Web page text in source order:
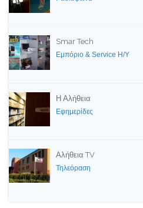
Smar Tech
Εμπόριο & Service H/Y
Η Αλήθεια
Εφημερίδες
Αλήθεια TV
Τηλεόραση